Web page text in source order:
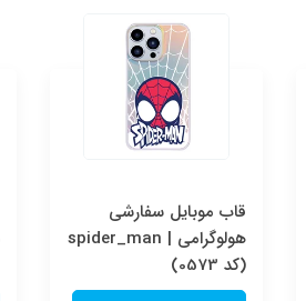
قاب موبایل سفارشی
هولوگرامی | spider_man
(کد 0573)